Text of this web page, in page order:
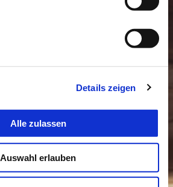
Details zeigen
Alle zulassen
Auswahl erlauben